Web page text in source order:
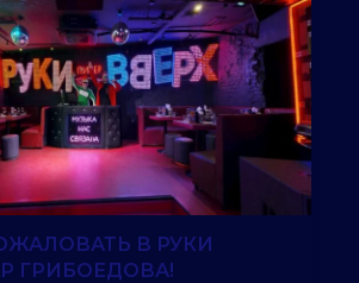
В РУКИ
ГРИБОЕДОВА!